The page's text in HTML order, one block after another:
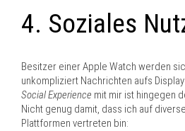
4. Soziales
Besitzer einer Apple Watch werden
unkompliziert Nachrichten aufs
Social Experience mit mir ist hingegen
Nicht genug damit, dass ich auf
Plattformen vertreten bin: